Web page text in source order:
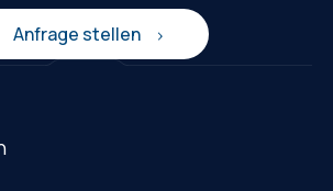
Anfrage stellen